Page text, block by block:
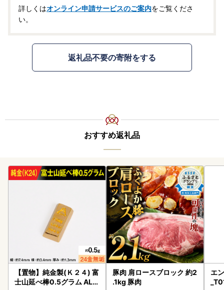
詳しくはオンライン申請サービスのご案内をご覧くださ
い。
返礼品不要の寄附をする
おすすめ返礼品
【置物】純金製(Ｋ２４) 富
士山延べ棒0.5グラム ALP
豚肉 肩ロースブロック 約2
.1kg 豚肉
エ